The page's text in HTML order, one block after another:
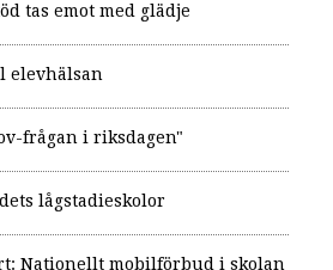
tas emot med glädje
elevhälsan
frågan i riksdagen"
lågstadieskolor
Nationellt mobilförbud i skolan